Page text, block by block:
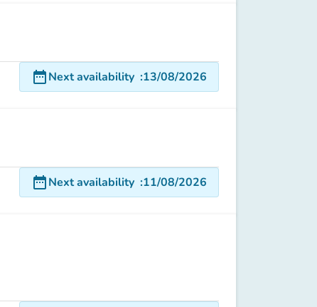
date_rangeNext availability :13/08/2026
date_rangeNext availability :11/08/2026